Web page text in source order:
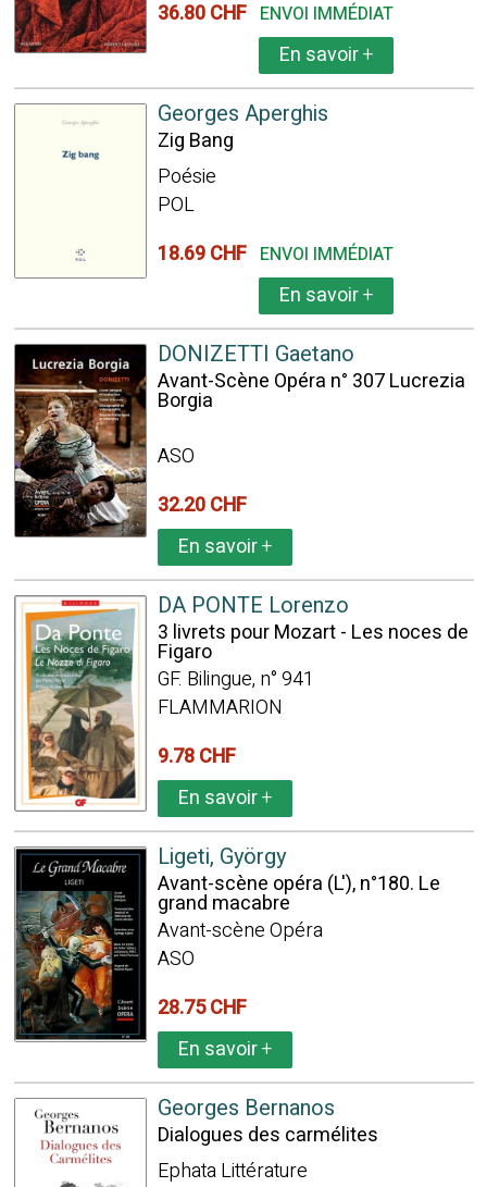
36.80 CHF ENVOI IMMÉDIAT
En savoir+
Georges Aperghis
Zig Bang
Poésie
POL
18.69 CHF ENVOI IMMÉDIAT
En savoir+
DONIZETTI Gaetano
Avant-Scène Opéra n° 307 Lucrezia
Borgia
ASO
32.20 CHF
En savoir+
DA PONTE Lorenzo
3 livrets pour Mozart - Les noces de
Figaro
GF. Bilingue, n° 941
FLAMMARION
9.78 CHF
En savoir+
Ligeti, György
Avant-scène opéra (L'), n°180. Le
grand macabre
Avant-scène Opéra
ASO
28.75 CHF
En savoir+
Georges Bernanos
Dialogues des carmélites
Ephata Littérature